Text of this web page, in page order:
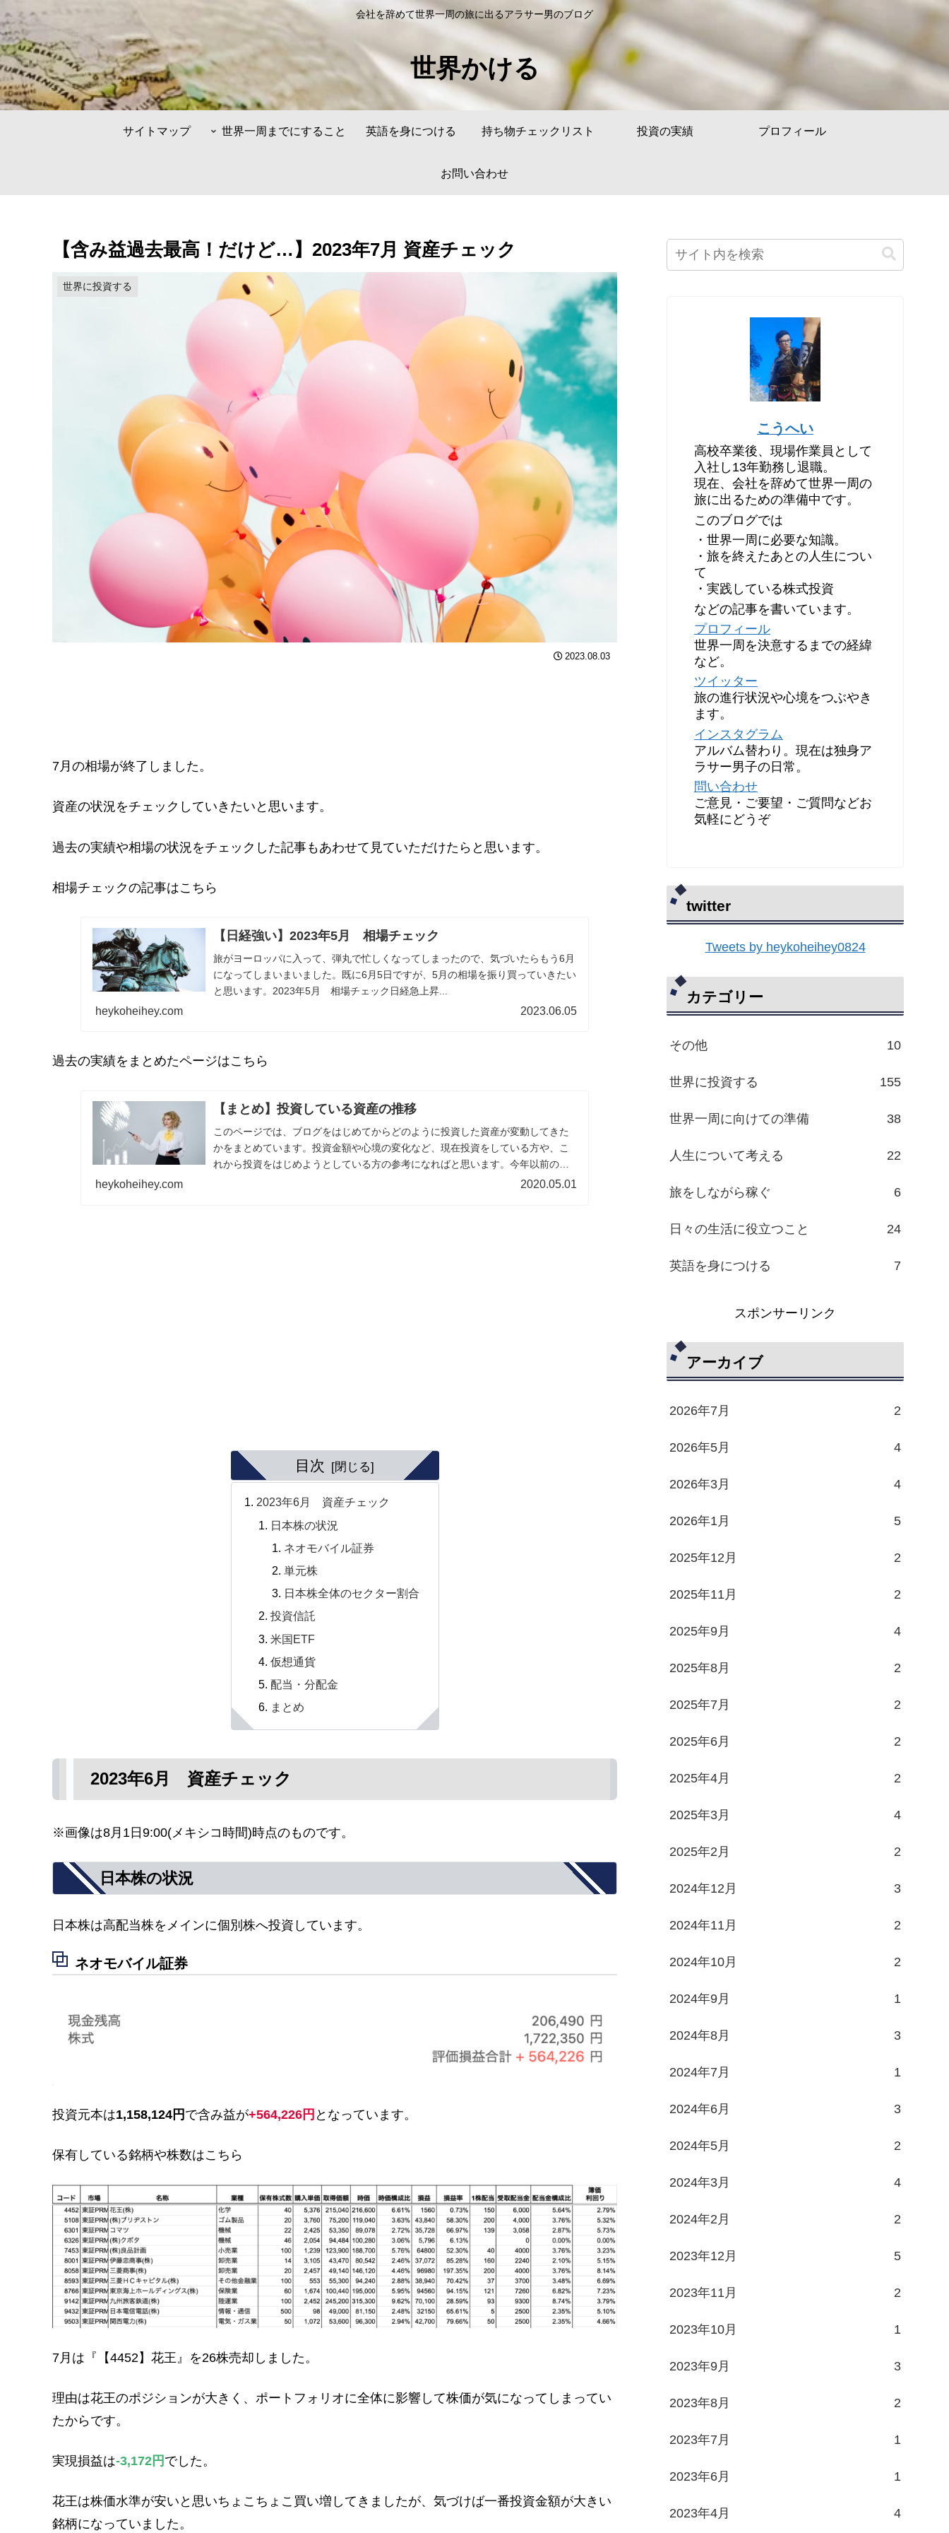
会社を辞めて世界一周の旅に出るアラサー男のブログ
世界かける
サイトマップ 世界一周までにすること 英語を身につける 持ち物チェックリスト 投資の実績 プロフィール
お問い合わせ
【含み益過去最高！だけど…】2023年7月 資産チェック
世界に投資する
2023.08.03
7月の相場が終了しました。
資産の状況をチェックしていきたいと思います。
過去の実績や相場の状況をチェックした記事もあわせて見ていただけたらと思います。
相場チェックの記事はこちら
【日経強い】2023年5月 相場チェック
旅がヨーロッパに入って、弾丸で忙しくなってしまったので、気づいたらもう6月
になってしまいまいました。既に6月5日ですが、5月の相場を振り買っていきたい
と思います。2023年5月 相場チェック日経急上昇...
heykoheihey.com 2023.06.05
過去の実績をまとめたページはこちら
【まとめ】投資している資産の推移
このページでは、ブログをはじめてからどのように投資した資産が変動してきた
かをまとめています。投資金額や心境の変化など、現在投資をしている方や、こ
れから投資をはじめようとしている方の参考になればと思います。今年以前の記
heykoheihey.com 2020.05.01
目次
2023年6月 資産チェック
日本株の状況
ネオモバイル証券
単元株
日本株全体のセクター割合
投資信託
米国ETF
仮想通貨
配当・分配金
まとめ
2023年6月 資産チェック
※画像は8月1日9:00(メキシコ時間)時点のものです。
日本株の状況
日本株は高配当株をメインに個別株へ投資しています。
ネオモバイル証券
投資元本は1,158,124円 で含み益が+564,226円 となっています。
保有している銘柄や株数はこちら
7月は『【4452】花王』を26株売却しました。
理由は花王のポジションが大きく、ポートフォリオに全体に影響して株価が気になってしまってい
たからです。
実現損益は-3,172円 でした。
花王は株価水準が安いと思いちょこちょこ買い増してきましたが、気づけば一番投資金額が大きい
銘柄になっていました。
こうへい
高校卒業後、現場作業員として
入社し13年勤務し退職。
現在、会社を辞めて世界一周の
旅に出るための準備中です。
このブログでは
・世界一周に必要な知識。
・旅を終えたあとの人生につい
て
・実践している株式投資
などの記事を書いています。
プロフィール
世界一周を決意するまでの経緯
など。
ツイッター
旅の進行状況や心境をつぶやき
ます。
インスタグラム
アルバム替わり。現在は独身ア
ラサー男子の日常。
問い合わせ
ご意見・ご要望・ご質問などお
気軽にどうぞ
twitter
Tweets by heykoheihey0824
カテゴリー
その他 10
世界に投資する 155
世界一周に向けての準備 38
人生について考える 22
旅をしながら稼ぐ 6
日々の生活に役立つこと 24
英語を身につける 7
スポンサーリンク
アーカイブ
2026年7月 2
2026年5月 4
2026年3月 4
2026年1月 5
2025年12月 2
2025年11月 2
2025年9月 4
2025年8月 2
2025年7月 2
2025年6月 2
2025年4月 2
2025年3月 4
2025年2月 2
2024年12月 3
2024年11月 2
2024年10月 2
2024年9月 1
2024年8月 3
2024年7月 1
2024年6月 3
2024年5月 2
2024年3月 4
2024年2月 2
2023年12月 5
2023年11月 2
2023年10月 1
2023年9月 3
2023年8月 2
2023年7月 1
2023年6月 1
2023年4月 4